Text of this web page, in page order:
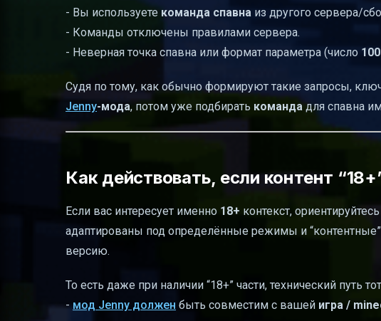
- Вы используете команда спавна из другого сервера/
- Команды отключены правилами сервера.
- Неверная точка спавна или формат параметра (число 100
Судя по тому, как обычно формируют такие запросы,
Jenny-мода, потом уже подбирать командадля спавна
Как действовать, если контент
Если вас интересует именно 18+ контекст,
адаптированы под определённые режимы и
версию.
То есть даже при наличии “18+” части, технический путь
-мод Jenny должен быть совместим с вашей игра /